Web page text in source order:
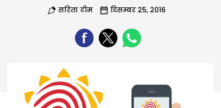
सरिता टीम दिसम्बर 25, 2016